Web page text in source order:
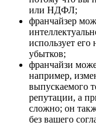
или НДФЛ;
франчайзер
использует его
убытков;
франчайзи
например,
выпускаемого
репутации, а
сложно; он
без вашего